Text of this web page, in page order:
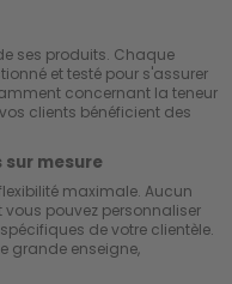
ses produits. Chaque
et testé pour s'assurer
concernant la teneur
clients bénéficient des
mesure
maximale. Aucun
pouvez personnaliser
de votre clientèle.
grande enseigne,